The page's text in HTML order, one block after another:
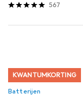
567
KWANTUMKORTING
Batterijen